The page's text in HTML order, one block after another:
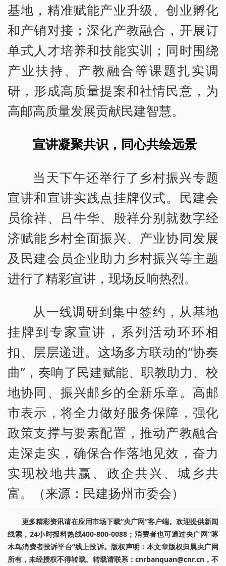
基地，精准赋能产业升级、创业孵化
和产销对接；深化产教融合，开展订
单式人才培养和技能实训；同时围绕
产业扶持、产教融合等课题扎实调
研，形成高质量提案和社情民意，为
高邮高质量发展贡献民建智慧。
宣讲凝聚共识，同心共绘远景
当天下午还举行了乡村振兴专题
宣讲和宣讲实践点挂牌仪式。民建会
员徐祥、吕牛华、殷祥分别就数字经
济赋能乡村全面振兴、产业协同发展
及民建会员企业助力乡村振兴等主题
进行了精彩宣讲，现场反响热烈。
从一线调研到集中签约，从基地
挂牌到专家宣讲，系列活动环环相
扣、层层递进。这场多方联动的“协奏
曲”，奏响了民建赋能、职教助力、校
地协同、振兴邮乡的全新乐章。高邮
市表示，将全力做好服务保障，强化
政策支撑与要素配置，推动产教融合
走深走实，确保合作落地见效，奋力
实现校地共赢、政企共兴、城乡共
富。（来源：民建扬州市委会）
更多精彩资讯请在应用市场下载“央广网”客户端。欢迎提供新闻
线索，24小时报料热线400-800-0088；消费者也可通过央广网“啄
木鸟消费者投诉平台”线上投诉。版权声明：本文章版权归属央广网
所有，未经授权不得转载。转载请联系：cnrbanquan@cnr.cn，不